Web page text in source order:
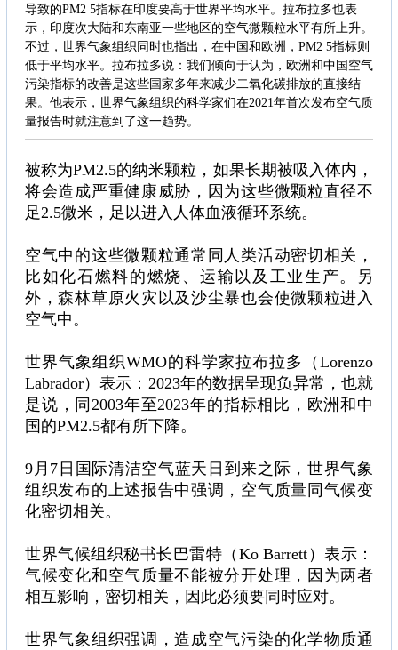
导致的PM2 5指标在印度要高于世界平均水平。拉布拉多也表
示，印度次大陆和东南亚一些地区的空气微颗粒水平有所上升。
不过，世界气象组织同时也指出，在中国和欧洲，PM2 5指标则
低于平均水平。拉布拉多说：我们倾向于认为，欧洲和中国空气
污染指标的改善是这些国家多年来减少二氧化碳排放的直接结
果。他表示，世界气象组织的科学家们在2021年首次发布空气质
量报告时就注意到了这一趋势。
被称为PM2.5的纳米颗粒，如果长期被吸入体内，
将会造成严重健康威胁，因为这些微颗粒直径不
足2.5微米，足以进入人体血液循环系统。
空气中的这些微颗粒通常同人类活动密切相关，
比如化石燃料的燃烧、运输以及工业生产。另
外，森林草原火灾以及沙尘暴也会使微颗粒进入
空气中。
世界气象组织WMO的科学家拉布拉多（Lorenzo
Labrador）表示：2023年的数据呈现负异常，也就
是说，同2003年至2023年的指标相比，欧洲和中
国的PM2.5都有所下降。
9月7日国际清洁空气蓝天日到来之际，世界气象
组织发布的上述报告中强调，空气质量同气候变
化密切相关。
世界气候组织秘书长巴雷特（Ko Barrett）表示：
气候变化和空气质量不能被分开处理，因为两者
相互影响，密切相关，因此必须要同时应对。
世界气象组织强调，造成空气污染的化学物质通